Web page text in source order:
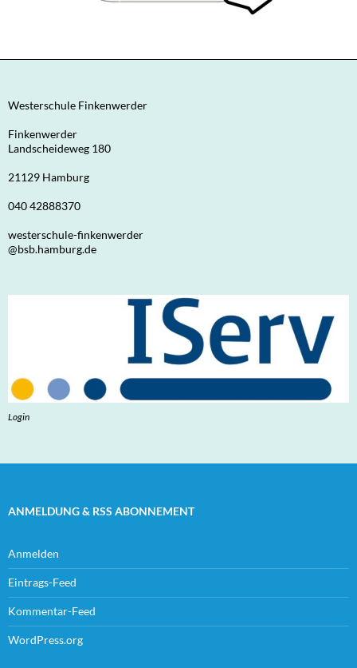
Westerschule Finkenwerder
Finkenwerder
Landscheideweg 180
21129 Hamburg
040 42888370
westerschule-finkenwerder
@bsb.hamburg.de
Login
ANMELDUNG & RSS ABONNEMENT
Anmelden
Eintrags-Feed
Kommentar-Feed
WordPress.org